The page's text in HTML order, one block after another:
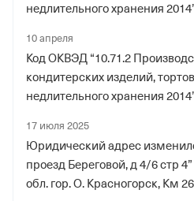
недлительного хранения
10 апреля
Код ОКВЭД “10.71.2
кондитерских изделий,
недлительного хранения
17 июля 2025
Юридический адрес
проезд Береговой, д 4/6 стр
обл. гор. О. Красногорск, Км